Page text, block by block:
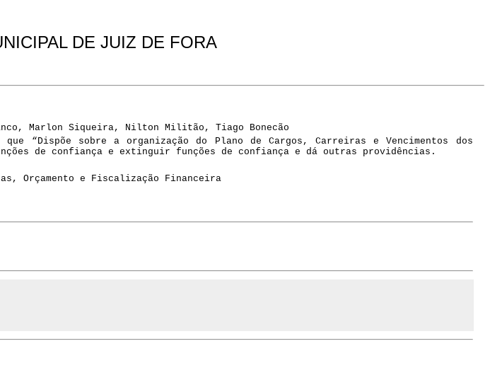
DE JUIZ DE FORA
Marlon Siqueira, Nilton Militão, Tiago Bonecão
“Dispõe sobre a organização do Plano de Cargos, Carreiras e Vencimentos dos
de confiança e extinguir funções de confiança e dá outras providências.
Orçamento e Fiscalização Financeira